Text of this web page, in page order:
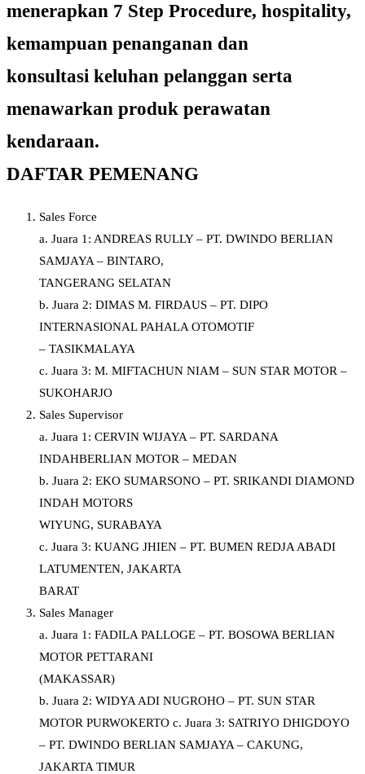
menerapkan 7 Step Procedure, hospitality,
kemampuan penanganan dan
konsultasi keluhan pelanggan serta
menawarkan produk perawatan
kendaraan.
DAFTAR PEMENANG
Sales Force
a. Juara 1: ANDREAS RULLY – PT. DWINDO BERLIAN
SAMJAYA – BINTARO,
TANGERANG SELATAN
b. Juara 2: DIMAS M. FIRDAUS – PT. DIPO
INTERNASIONAL PAHALA OTOMOTIF
– TASIKMALAYA
c. Juara 3: M. MIFTACHUN NIAM – SUN STAR MOTOR –
SUKOHARJO
Sales Supervisor
a. Juara 1: CERVIN WIJAYA – PT. SARDANA
INDAHBERLIAN MOTOR – MEDAN
b. Juara 2: EKO SUMARSONO – PT. SRIKANDI DIAMOND
INDAH MOTORS
WIYUNG, SURABAYA
c. Juara 3: KUANG JHIEN – PT. BUMEN REDJA ABADI
LATUMENTEN, JAKARTA
BARAT
Sales Manager
a. Juara 1: FADILA PALLOGE – PT. BOSOWA BERLIAN
MOTOR PETTARANI
(MAKASSAR)
b. Juara 2: WIDYA ADI NUGROHO – PT. SUN STAR
MOTOR PURWOKERTO c. Juara 3: SATRIYO DHIGDOYO
– PT. DWINDO BERLIAN SAMJAYA – CAKUNG,
JAKARTA TIMUR